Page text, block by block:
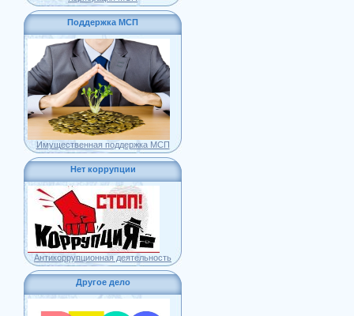
Поддержка МСП
Имущественная поддержка МСП
Нет коррупции
Антикоррупционная деятельность
Другое дело